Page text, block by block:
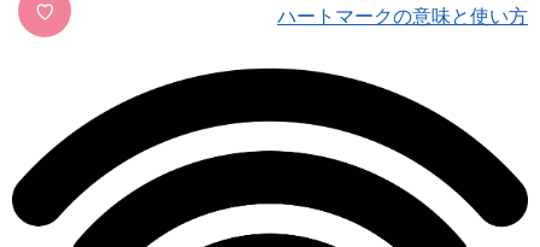
♡ ハートマークの意味と使い方